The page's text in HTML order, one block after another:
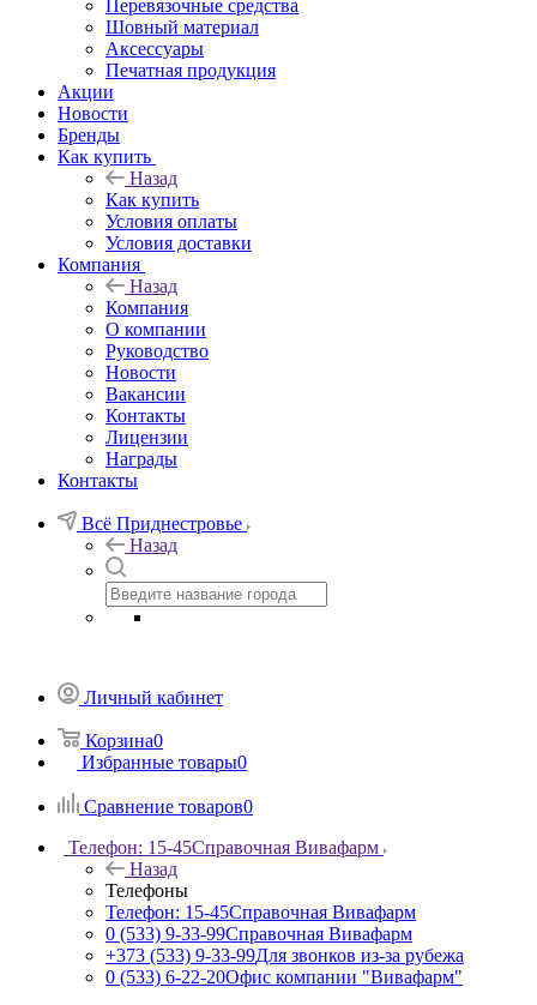
Перевязочные средства
Шовный материал
Аксессуары
Печатная продукция
Акции
Новости
Бренды
Как купить
Назад
Как купить
Условия оплаты
Условия доставки
Компания
Назад
Компания
О компании
Руководство
Новости
Вакансии
Контакты
Лицензии
Награды
Контакты
Всё Приднестровье
Назад
Личный кабинет
Корзина0
Избранные товары0
Сравнение товаров0
Телефон: 15-45Справочная Вивафарм
Назад
Телефоны
Телефон: 15-45Справочная Вивафарм
0 (533) 9-33-99Справочная Вивафарм
+373 (533) 9-33-99Для звонков из-за рубежа
0 (533) 6-22-20Офис компании "Вивафарм"